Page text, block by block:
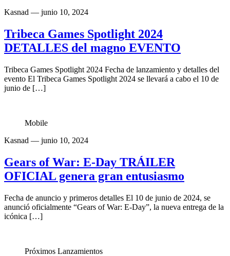
Kasnad — junio 10, 2024
Tribeca Games Spotlight 2024
DETALLES del magno EVENTO
Tribeca Games Spotlight 2024 Fecha de lanzamiento y detalles del
evento El Tribeca Games Spotlight 2024 se llevará a cabo el 10 de
junio de […]
Mobile
Kasnad — junio 10, 2024
Gears of War: E-Day TRÁILER
OFICIAL genera gran entusiasmo
Fecha de anuncio y primeros detalles El 10 de junio de 2024, se
anunció oficialmente “Gears of War: E-Day”, la nueva entrega de la
icónica […]
Próximos Lanzamientos